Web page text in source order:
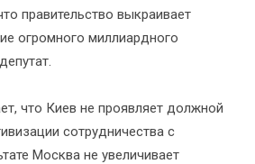
правительство выкраивает
огромного миллиардного
что Киев не проявляет должной
сотрудничества с
Москва не увеличивает